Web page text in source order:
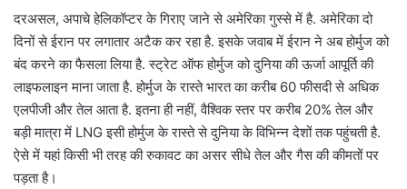
दरअसल, अपाचे हेलिकॉप्टर के गिराए जाने से अमेरिका गुस्से में है. अमेरिका दो
दिनों से ईरान पर लगातार अटैक कर रहा है. इसके जवाब में ईरान ने अब होर्मुज को
बंद करने का फैसला लिया है. स्ट्रेट ऑफ होर्मुज को दुनिया की ऊर्जा आपूर्ति की
लाइफलाइन माना जाता है. होर्मुज के रास्ते भारत का करीब 60 फीसदी से अधिक
एलपीजी और तेल आता है. इतना ही नहीं, वैश्विक स्तर पर करीब 20% तेल और
बड़ी मात्रा में LNG इसी होर्मुज के रास्ते से दुनिया के विभिन्न देशों तक पहुंचती है.
ऐसे में यहां किसी भी तरह की रुकावट का असर सीधे तेल और गैस की कीमतों पर
पड़ता है।